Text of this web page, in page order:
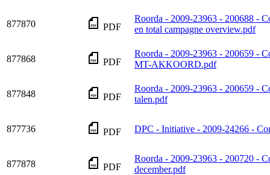
877870 PDF
Roorda - 2009-23963 - 200688 -
en total campagne overview.pdf
877868 PDF
Roorda - 2009-23963 - 200659 -
MT-AKKOORD.pdf
877848 PDF
Roorda - 2009-23963 - 200659 -
talen.pdf
877736 PDF DPC - Initiative - 2009-24266 -
877878 PDF
Roorda - 2009-23963 - 200720 -
december.pdf